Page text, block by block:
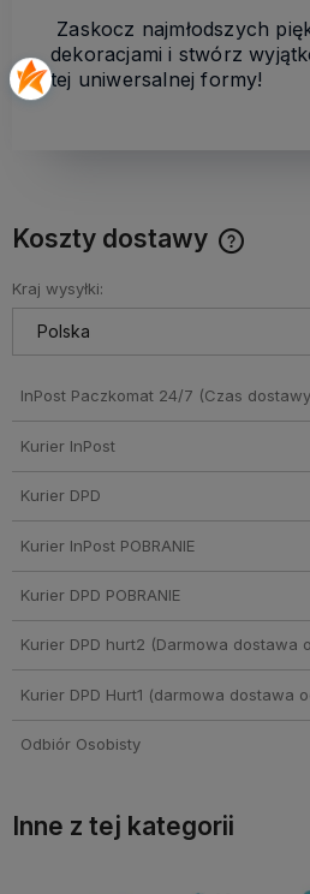
Zaskocz najmłodszych
dekoracjami i stwórz
tej uniwersalnej formy!
Koszty dostawy
Kraj wysyłki:
InPost Paczkomat 24/7 (Czas
Kurier InPost
Kurier DPD
Kurier InPost POBRANIE
Kurier DPD POBRANIE
Kurier DPD hurt2 (Darmowa dostawa
Kurier DPD Hurt1 (darmowa dostawa
Odbiór Osobisty
Inne z tej kategorii